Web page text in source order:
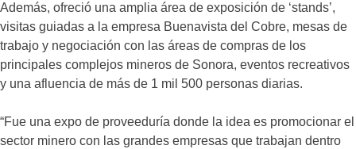
Además, ofreció una amplia área de exposición de ‘stands’,
visitas guiadas a la empresa Buenavista del Cobre, mesas de
trabajo y negociación con las áreas de compras de los
principales complejos mineros de Sonora, eventos recreativos
y una afluencia de más de 1 mil 500 personas diarias.
“Fue una expo de proveeduría donde la idea es promocionar el
sector minero con las grandes empresas que trabajan dentro